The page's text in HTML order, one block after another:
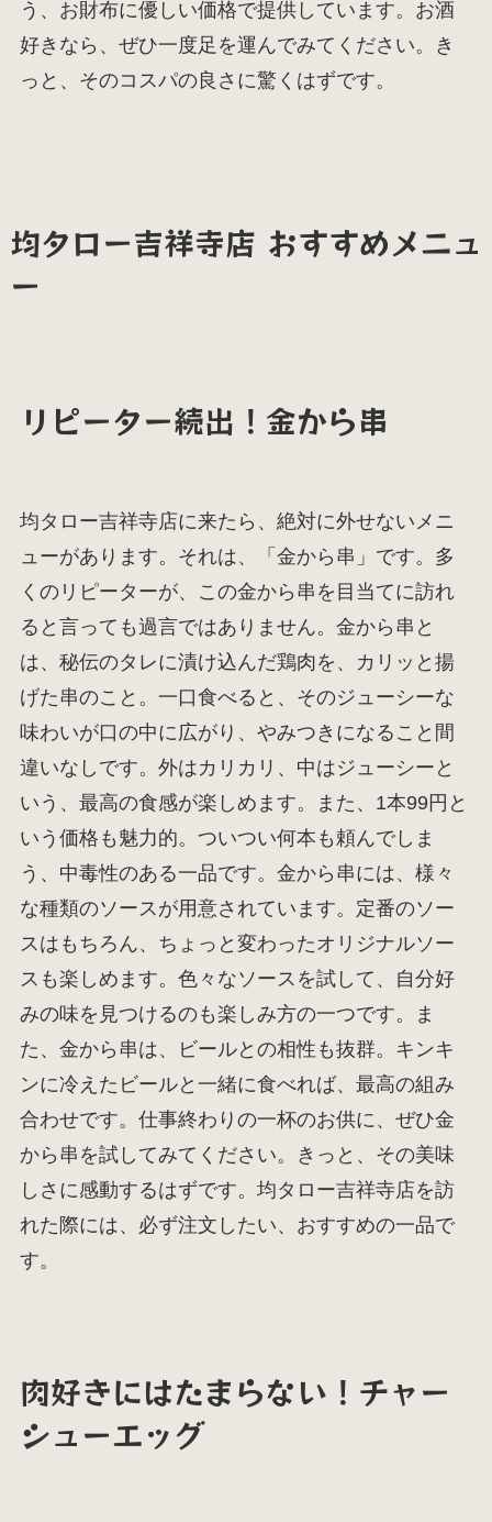
う、お財布に優しい価格で提供しています。お酒
好きなら、ぜひ一度足を運んでみてください。き
っと、そのコスパの良さに驚くはずです。
均タロー吉祥寺店 おすすめメニュ
ー
リピーター続出！金から串
均タロー吉祥寺店に来たら、絶対に外せないメニ
ューがあります。それは、「金から串」です。多
くのリピーターが、この金から串を目当てに訪れ
ると言っても過言ではありません。金から串と
は、秘伝のタレに漬け込んだ鶏肉を、カリッと揚
げた串のこと。一口食べると、そのジューシーな
味わいが口の中に広がり、やみつきになること間
違いなしです。外はカリカリ、中はジューシーと
いう、最高の食感が楽しめます。また、1本99円と
いう価格も魅力的。ついつい何本も頼んでしま
う、中毒性のある一品です。金から串には、様々
な種類のソースが用意されています。定番のソー
スはもちろん、ちょっと変わったオリジナルソー
スも楽しめます。色々なソースを試して、自分好
みの味を見つけるのも楽しみ方の一つです。ま
た、金から串は、ビールとの相性も抜群。キンキ
ンに冷えたビールと一緒に食べれば、最高の組み
合わせです。仕事終わりの一杯のお供に、ぜひ金
から串を試してみてください。きっと、その美味
しさに感動するはずです。均タロー吉祥寺店を訪
れた際には、必ず注文したい、おすすめの一品で
す。
肉好きにはたまらない！チャー
シューエッグ